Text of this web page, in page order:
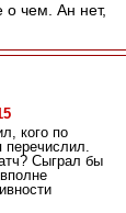
о чем. Ан нет,
кого по
перечислил.
Сыграл бы